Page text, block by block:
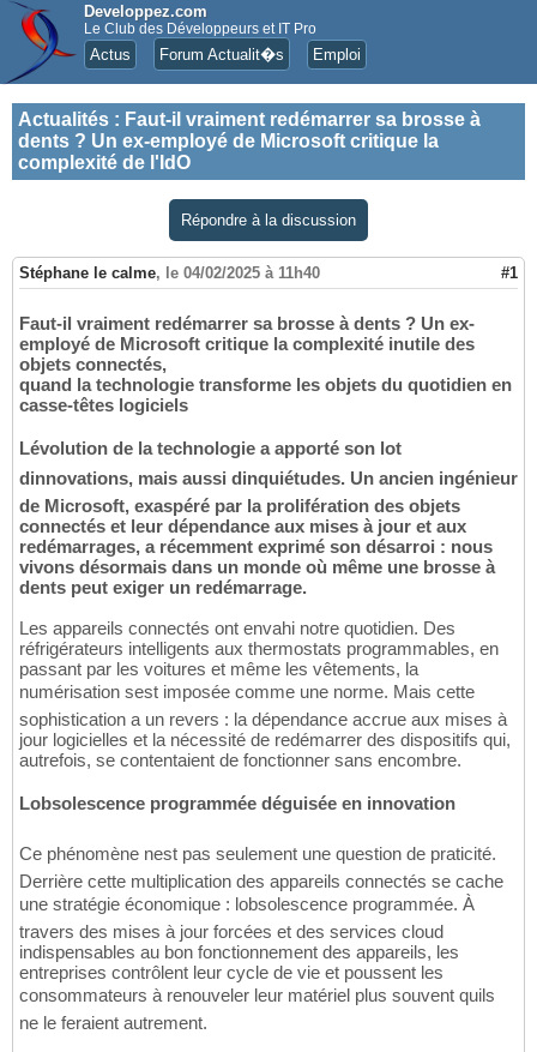
Developpez.com
Le Club des Développeurs et IT Pro
Actus Forum Actualit�s Emploi
Actualités : Faut-il vraiment redémarrer sa brosse à
dents ? Un ex-employé de Microsoft critique la
complexité de l'IdO
Répondre à la discussion
Stéphane le calme, le 04/02/2025 à 11h40 #1
Faut-il vraiment redémarrer sa brosse à dents ? Un ex-
employé de Microsoft critique la complexité inutile des
objets connectés,
quand la technologie transforme les objets du quotidien en
casse-têtes logiciels
Lévolution de la technologie a apporté son lot
dinnovations, mais aussi dinquiétudes. Un ancien ingénieur
de Microsoft, exaspéré par la prolifération des objets
connectés et leur dépendance aux mises à jour et aux
redémarrages, a récemment exprimé son désarroi : nous
vivons désormais dans un monde où même une brosse à
dents peut exiger un redémarrage.
Les appareils connectés ont envahi notre quotidien. Des
réfrigérateurs intelligents aux thermostats programmables, en
passant par les voitures et même les vêtements, la
numérisation sest imposée comme une norme. Mais cette
sophistication a un revers : la dépendance accrue aux mises à
jour logicielles et la nécessité de redémarrer des dispositifs qui,
autrefois, se contentaient de fonctionner sans encombre.
Lobsolescence programmée déguisée en innovation
Ce phénomène nest pas seulement une question de praticité.
Derrière cette multiplication des appareils connectés se cache
une stratégie économique : lobsolescence programmée. À
travers des mises à jour forcées et des services cloud
indispensables au bon fonctionnement des appareils, les
entreprises contrôlent leur cycle de vie et poussent les
consommateurs à renouveler leur matériel plus souvent quils
ne le feraient autrement.